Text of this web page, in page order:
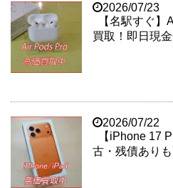
2026/07/23
【名駅すぐ
買取！即日現
2026/07/22
【iPhone 17
古・残債あり